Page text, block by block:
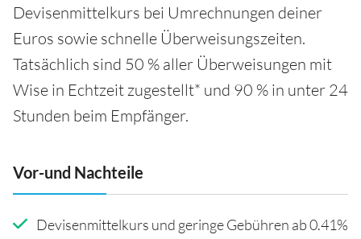
Devisenmittelkurs bei Umrechnungen deiner
Euros sowie schnelle Überweisungszeiten.
Tatsächlich sind 50 % aller Überweisungen mit
Wise in Echtzeit zugestellt* und 90 % in unter 24
Stunden beim Empfänger.
Vor-und Nachteile
Devisenmittelkurs und geringe Gebühren ab 0.41%